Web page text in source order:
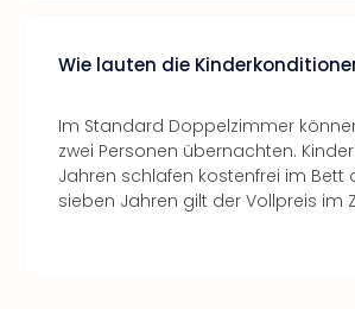
Wie lauten die
Im Standard Doppelzimmer
zwei Personen übernachten.
Jahren schlafen kostenfrei im Bett
sieben Jahren gilt der Vollpreis im